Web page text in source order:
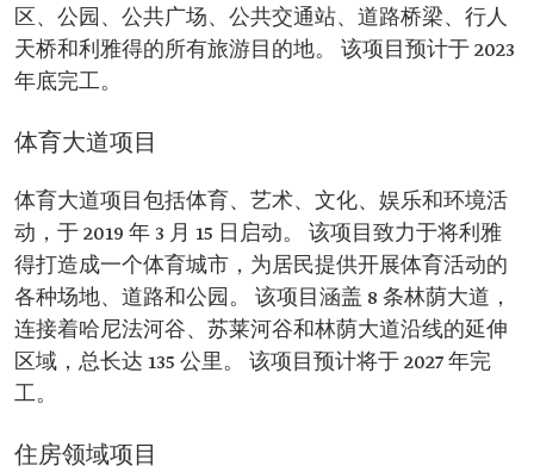
区、公园、公共广场、公共交通站、道路桥梁、行人
天桥和利雅得的所有旅游目的地。 该项目预计于 2023
年底完工。
体育大道项目
体育大道项目包括体育、艺术、文化、娱乐和环境活
动，于 2019 年 3 月 15 日启动。 该项目致力于将利雅
得打造成一个体育城市，为居民提供开展体育活动的
各种场地、道路和公园。 该项目涵盖 8 条林荫大道，
连接着哈尼法河谷、苏莱河谷和林荫大道沿线的延伸
区域，总长达 135 公里。 该项目预计将于 2027 年完
工。
住房领域项目